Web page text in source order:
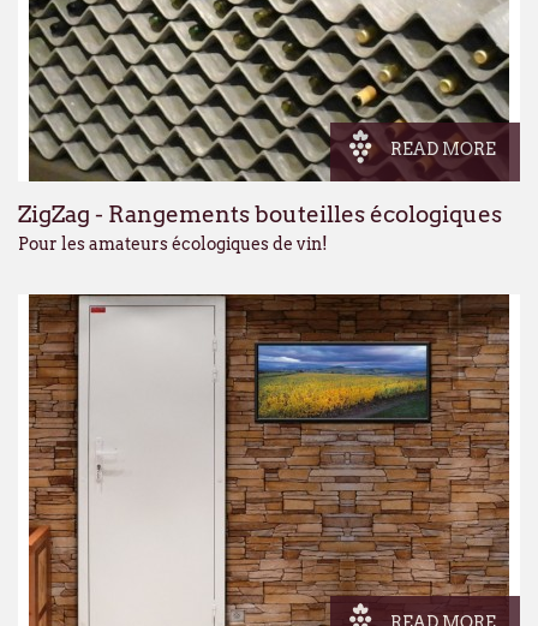
READ MORE
ZigZag - Rangements bouteilles écologiques
Pour les amateurs écologiques de vin!
READ MORE